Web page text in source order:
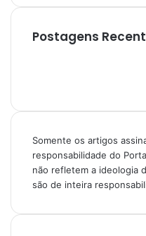
Postagens
Somente os artigos
responsabilidade do
não refletem a ideologia
são de inteira